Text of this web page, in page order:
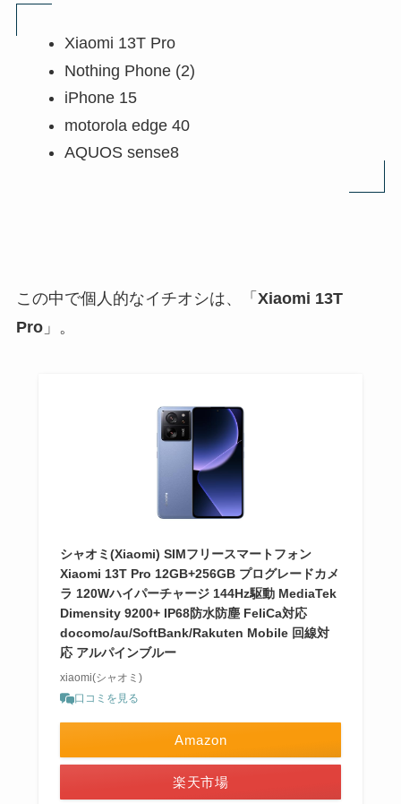
Xiaomi 13T Pro
Nothing Phone (2)
iPhone 15
motorola edge 40
AQUOS sense8
この中で個人的なイチオシは、「 Xiaomi 13T
Pro」。
シャオミ(Xiaomi) SIMフリースマートフォン
Xiaomi 13T Pro 12GB+256GB プログレードカメ
ラ 120Wハイパーチャージ 144Hz駆動 MediaTek
Dimensity 9200+ IP68防水防塵 FeliCa対応
docomo/au/SoftBank/Rakuten Mobile 回線対
応 アルパインブルー
xiaomi(シャオミ)
口コミを見る
Amazon
楽天市場